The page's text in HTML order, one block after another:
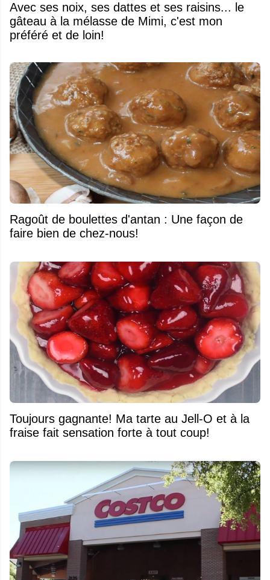
Avec ses noix, ses dattes et ses raisins... le
gâteau à la mélasse de Mimi, c'est mon
préféré et de loin!
Ragoût de boulettes d'antan : Une façon de
faire bien de chez-nous!
Toujours gagnante! Ma tarte au Jell-O et à la
fraise fait sensation forte à tout coup!